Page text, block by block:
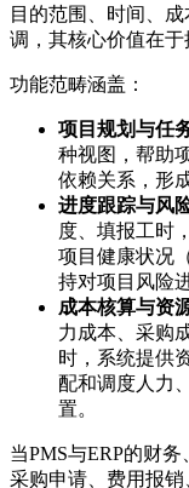
目的范围、时间、
调，其核心价值在于
功能范畴涵盖：
项目规划与任
种视图，帮助
依赖关系，形
进度跟踪与风
度、填报工时
项目健康状况
持对项目风险
成本核算与资
力成本、采购
时，系统提供
配和调度人力
置。
当PMS与ERP的财
采购申请、费用报